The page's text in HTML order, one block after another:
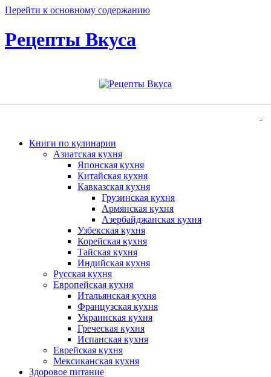
Перейти к основному содержанию
Рецепты Вкуса
Книги по кулинарии
Азиатская кухня
Японская кухня
Китайская кухня
Кавказская кухня
Грузинская кухня
Армянская кухня
Азербайджанская кухня
Узбекская кухня
Корейская кухня
Тайская кухня
Индийская кухня
Русская кухня
Европейская кухня
Итальянская кухня
Французская кухня
Украинская кухня
Греческая кухня
Испанская кухня
Еврейская кухня
Мексиканская кухня
Здоровое питание